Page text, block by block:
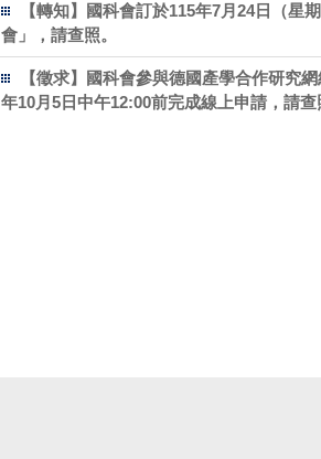
【轉知】國科會訂於115年7月24日（星
會」，請查照。
【徵求】​國科會參與德國產學合作研究
年10月5日中午12:00前完成線上申請，請查